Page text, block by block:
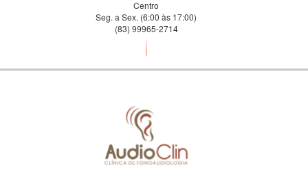
Centro
Seg. a Sex. (6:00 às 17:00)
(83) 99965-2714